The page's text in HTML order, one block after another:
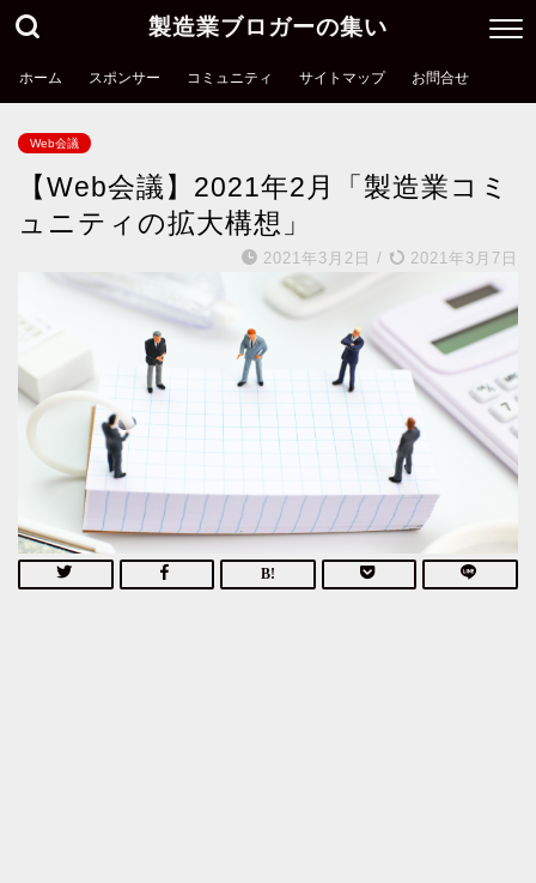
製造業ブロガーの集い
ホーム スポンサー コミュニティ サイトマップ お問合せ
Web会議
【Web会議】2021年2月「製造業コミ
ュニティの拡大構想」
2021年3月2日 / 2021年3月7日